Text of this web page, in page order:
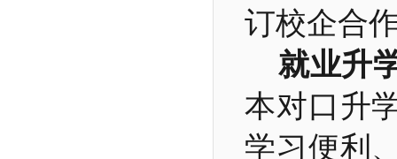
订校企合
就业升
本对口升
学习便利